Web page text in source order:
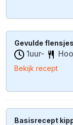
Gevulde
1uur-
Bekijk recept
Basisrecept